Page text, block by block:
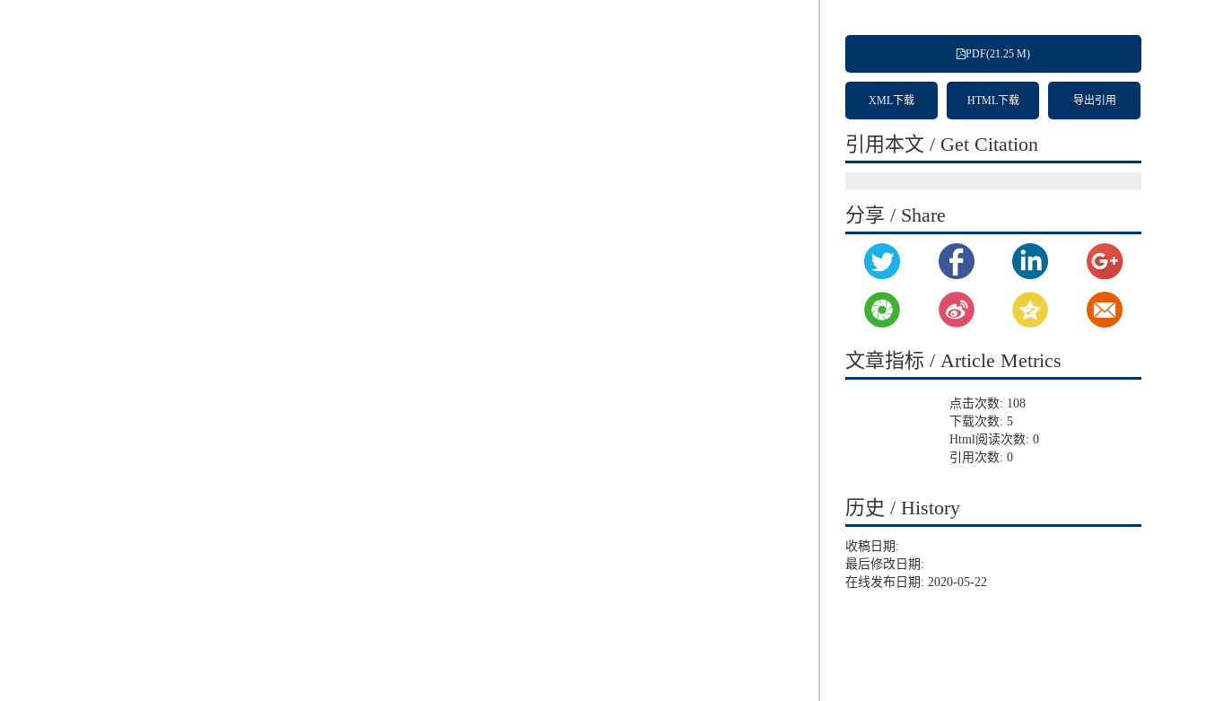
PDF(21.25 M)
XML下载 HTML下载 导出引用
引用本文 / Get Citation
分享 / Share
文章指标 / Article Metrics
点击次数: 108
下载次数: 5
Html阅读次数: 0
引用次数: 0
历史 / History
收稿日期:
最后修改日期:
在线发布日期: 2020-05-22